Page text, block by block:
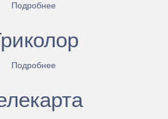
Подробнее
Подробнее